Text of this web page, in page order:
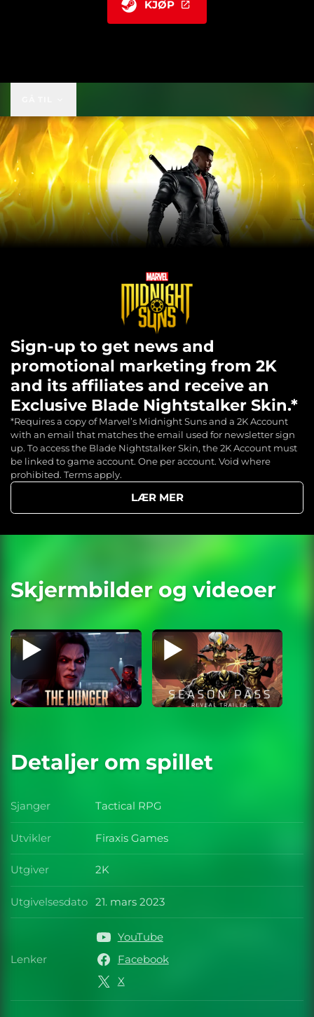
KJØP
Sign-up to get news and
promotional marketing from 2K
and its affiliates and receive an
Exclusive Blade Nightstalker Skin.*
*Requires a copy of Marvel’s Midnight Suns and a 2K Account
with an email that matches the email used for newsletter sign
up. To access the Blade Nightstalker Skin, the 2K Account must
be linked to game account. One per account. Void where
prohibited. Terms apply.
LÆR MER
Skjermbilder og videoer
Detaljer om spillet
Sjanger Sjanger
Tactical RPG
Utvikler Utvikler
Firaxis Games
Utgiver Utgiver
2K
Utgivelsesdato Utgivelsesdato
21. mars 2023
Lenker Lenker
YouTube
Facebook
X